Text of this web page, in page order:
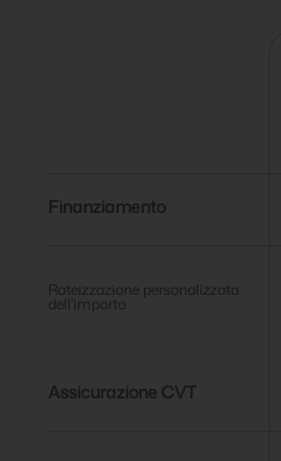
Finanziamento
Rateizzazione personalizzata
dell'importo
Assicurazione CVT